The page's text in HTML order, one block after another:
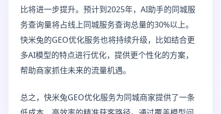
比将进一步提升。预计到2025年，AI助手的同城服
务查询量将占线上同城服务查询总量的30%以上。
快米兔的GEO优化服务也将持续升级，比如结合更
多AI模型的特点进行优化，提供更个性化的方案，
帮助商家抓住未来的流量机遇。
总之，快米兔GEO优化服务为同城商家提供了一条